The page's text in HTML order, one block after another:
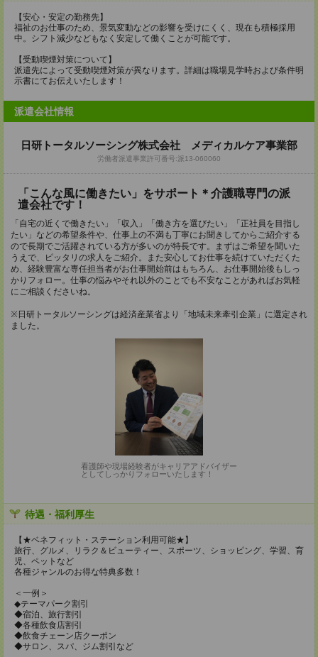
【安心・安定の勤務先】
福祉のお仕事のため、景気変動などの影響を受けにくく、現在も積極採用
中。シフト減少などもなく安定して働くことが可能です。
【受動喫煙対策について】
派遣先によって受動喫煙対策が異なります。詳細は職場見学時および条件明
示書にてお伝えいたします！
派遣会社情報
日研トータルソーシング株式会社 メディカルケア事業部
労働者派遣事業許可番号:派13-060060
「こんな風に働きたい」をサポート＊介護職専門の派
遣会社です！
「自宅の近くで働きたい」「収入」「働き方を選びたい」「正社員を目指し
たい」などの希望条件や、仕事上の不満も丁寧にお聞きしてからご紹介する
ので長期でご活躍されている方が多いのが特長です。まずはご希望を聞いた
うえで、ピッタリの求人をご紹介。また安心してお仕事を続けていただくた
め、経験豊富な専任担当者がお仕事開始前はもちろん、お仕事開始後もしっ
かりフォロー。仕事の悩みやそれ以外のことでも不安なことがあればお気軽
にご相談くださいね。
※日研トータルソーシングは経済産業省より「地域未来牽引企業」に選定され
ました。
看護師や現場経験者がキャリアアドバイザー
としてしっかりフォローいたします！
待遇・福利厚生
【★ベネフィット・ステーション利用可能★】
旅行、グルメ、リラク＆ビューティー、スポーツ、ショッピング、学習、育
児、ペットなど
各種ジャンルのお得な特典多数！
＜一例＞
◆テーマパーク割引
◆宿泊、旅行割引
◆各種飲食店割引
◆飲食チェーン店クーポン
◆サロン、スパ、ジム割引など